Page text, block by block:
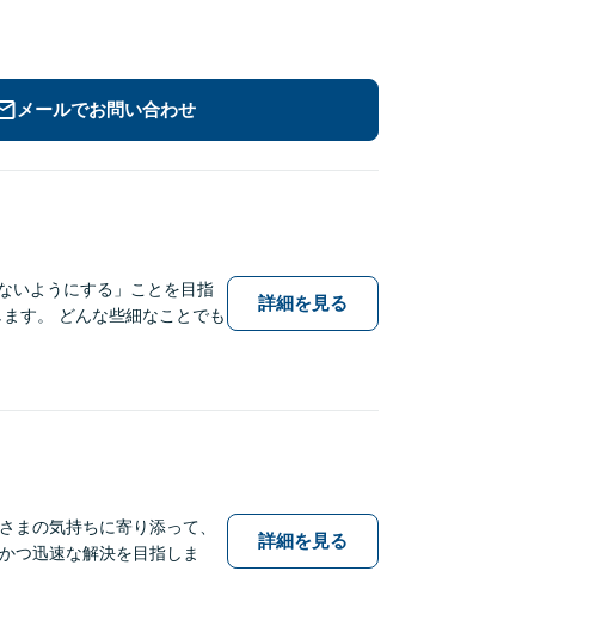
メールでお問い合わせ
いようにする」ことを目指
す。 どんな些細なことでも
詳細を見る
まの気持ちに寄り添って、
つ迅速な解決を目指しま
詳細を見る